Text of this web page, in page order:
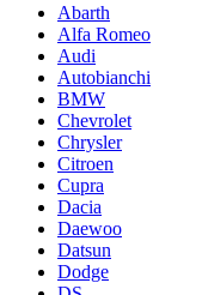
Abarth
Alfa Romeo
Audi
Autobianchi
BMW
Chevrolet
Chrysler
Citroen
Cupra
Dacia
Daewoo
Datsun
Dodge